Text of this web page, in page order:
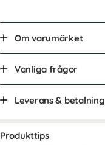
Om varumärket
Vanliga frågor
Leverans & betalning
Produkttips